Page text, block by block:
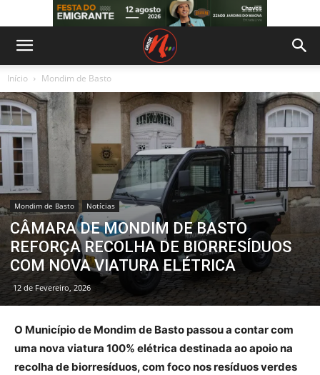
Início Mondim de Basto
Mondim de Basto Notícias
CÂMARA DE MONDIM DE BASTO
REFORÇA RECOLHA DE BIORRESÍDUOS
COM NOVA VIATURA ELÉTRICA
12 de Fevereiro, 2026
O Município de Mondim de Basto passou a contar com
uma nova viatura 100% elétrica destinada ao apoio na
recolha de biorresíduos, com foco nos resíduos verdes